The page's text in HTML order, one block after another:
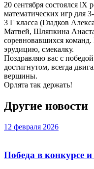
20 сентября состоялся lX
математических игр для
3 Г класса (Гладков
Матвей, Шляпкина
соревновавшихся команд.
эрудицию, смекалку.
Поздравляю вас с
достигнутом, всегда
вершины.
Орлята так держать!
Другие новости
12 февраля 2026
Победа в конкурсе и